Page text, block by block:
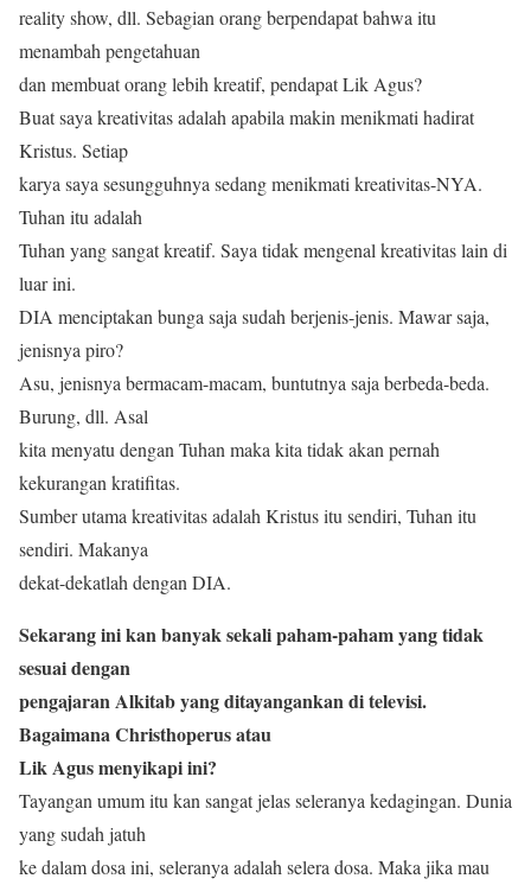
reality show, dll. Sebagian orang berpendapat bahwa itu
menambah pengetahuan
dan membuat orang lebih kreatif, pendapat Lik Agus?
Buat saya kreativitas adalah apabila makin menikmati hadirat
Kristus. Setiap
karya saya sesungguhnya sedang menikmati kreativitas-NYA.
Tuhan itu adalah
Tuhan yang sangat kreatif. Saya tidak mengenal kreativitas lain di
luar ini.
DIA menciptakan bunga saja sudah berjenis-jenis. Mawar saja,
jenisnya piro?
Asu, jenisnya bermacam-macam, buntutnya saja berbeda-beda.
Burung, dll. Asal
kita menyatu dengan Tuhan maka kita tidak akan pernah
kekurangan kratifitas.
Sumber utama kreativitas adalah Kristus itu sendiri, Tuhan itu
sendiri. Makanya
dekat-dekatlah dengan DIA.
Sekarang ini kan banyak sekali paham-paham yang tidak
sesuai dengan
pengajaran Alkitab yang ditayangankan di televisi.
Bagaimana Christhoperus atau
Lik Agus menyikapi ini?
Tayangan umum itu kan sangat jelas seleranya kedagingan. Dunia
yang sudah jatuh
ke dalam dosa ini, seleranya adalah selera dosa. Maka jika mau